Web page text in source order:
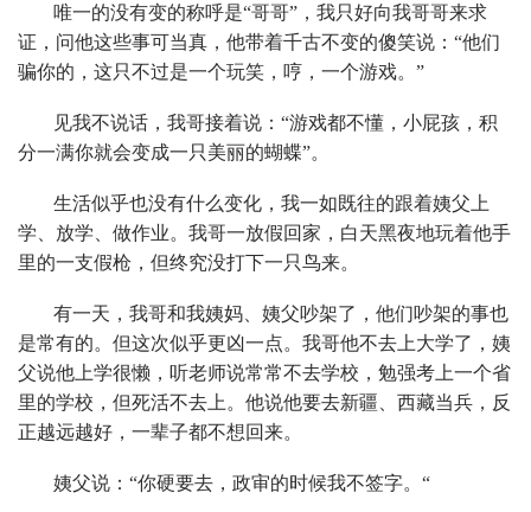
唯一的没有变的称呼是“哥哥”，我只好向我哥哥来求
证，问他这些事可当真，他带着千古不变的傻笑说：“他们
骗你的，这只不过是一个玩笑，哼，一个游戏。”
见我不说话，我哥接着说：“游戏都不懂，小屁孩，积
分一满你就会变成一只美丽的蝴蝶”。
生活似乎也没有什么变化，我一如既往的跟着姨父上
学、放学、做作业。我哥一放假回家，白天黑夜地玩着他手
里的一支假枪，但终究没打下一只鸟来。
有一天，我哥和我姨妈、姨父吵架了，他们吵架的事也
是常有的。但这次似乎更凶一点。我哥他不去上大学了，姨
父说他上学很懒，听老师说常常不去学校，勉强考上一个省
里的学校，但死活不去上。他说他要去新疆、西藏当兵，反
正越远越好，一辈子都不想回来。
姨父说：“你硬要去，政审的时候我不签字。“